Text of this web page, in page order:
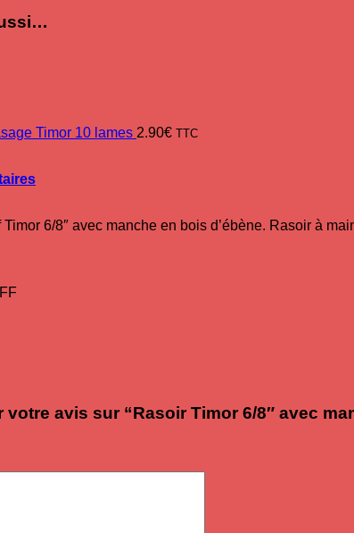
Timor 10 lames 2.90€ TTC
6/8″ avec manche en bois d’ébène. Rasoir à
avis sur “Rasoir Timor 6/8″ avec